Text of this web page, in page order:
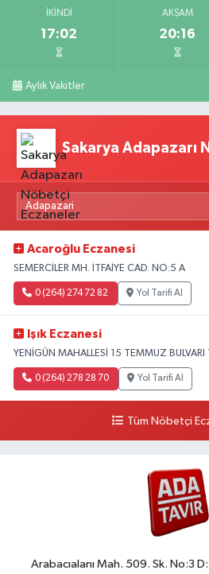
İKINDI
17:02
AKŞAM
20:16
Aylık Vakitler
Sakarya Adapazarı
Acaroğlu Eczanesi
SEMERCİLER MH. İTFAİYE CAD. NO:5 A
0 (264) 274 72 82 Yol Tarifi Al
Işık Eczanesi
YENİGÜN MAHALLESİ 15 TEMMUZ
0 (264) 278 28 70 Yol Tarifi Al
Tüm Nöbetçi
Arabacıalanı Mah. 509. Sk. No:3